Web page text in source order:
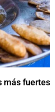
más fuertes